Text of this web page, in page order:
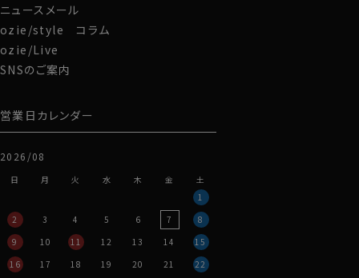
ニュースメール
ozie/style コラム
ozie/Live
SNSのご案内
営業日カレンダー
2026/08
日 月 火 水 木 金
土
1
2
3 4 5 6 7
8
9
10 11 12 13 14
15
16
17 18 19 20 21 22